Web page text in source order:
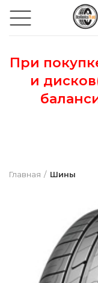
При
и
Главная Шины